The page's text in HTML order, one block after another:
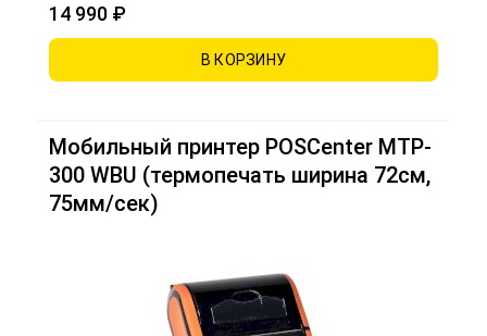
14 990 ₽
В КОРЗИНУ
Мобильный принтер POSCenter MTP-
300 WBU (термопечать ширина 72см,
75мм/сек)